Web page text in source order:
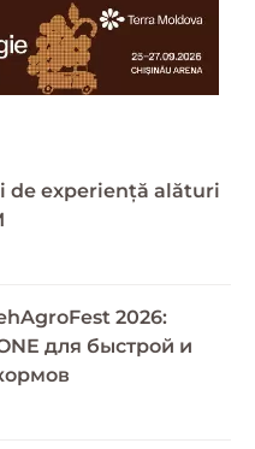
de experiență alături
2026:
для быстрой и